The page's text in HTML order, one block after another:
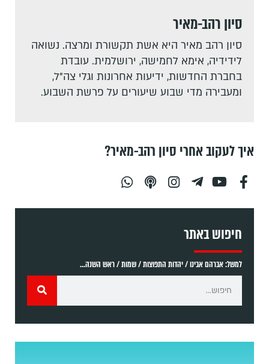
סיון רהב-מאיר
סיון רהב מאיר היא אשת תקשורת ומרצה. נשואה
לידידיה, אימא לחמישה, ירושלמית. עובדת
בחברת החדשות, ידיעות אחרונות וגלי צה"ל,
ומעבירה מדי שבוע שיעורים על פרשת השבוע.
איך לעקוב אחרי סיון רהב-מאיר?
חיפוש באתר
למשל: אברהם אבינו / יהדות התפוצות / שמות / ראש השנה...